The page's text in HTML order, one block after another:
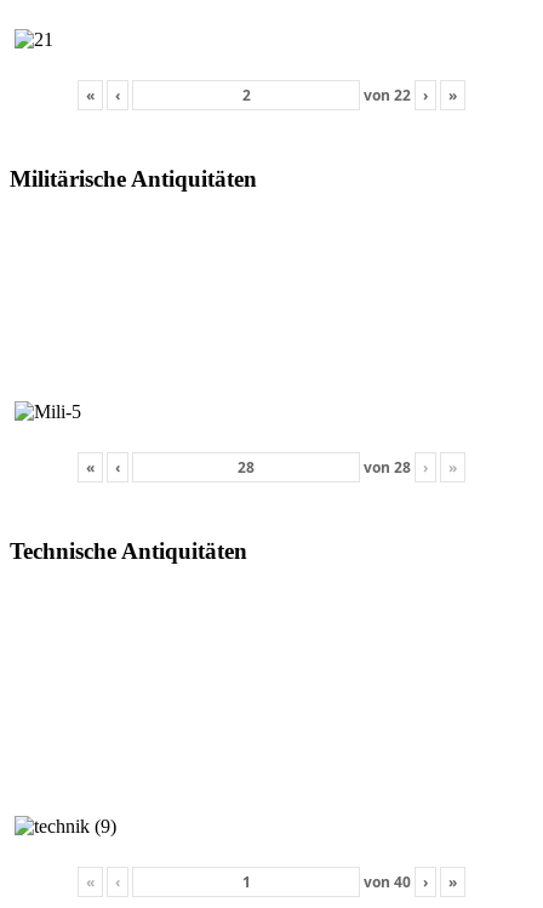
« ‹ von 22 › »
Militärische Antiquitäten
« ‹ von 28 › »
Technische Antiquitäten
« ‹ von 40 › »